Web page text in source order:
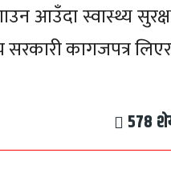
आउँदा स्वास्थ्य
सरकारी कागजपत्र
578